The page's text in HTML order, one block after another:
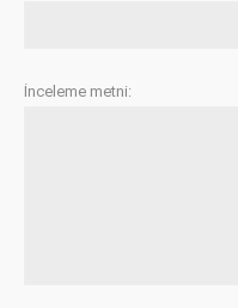
İnceleme metni: